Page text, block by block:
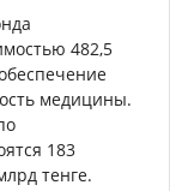
482,5
медицины.
183
тенге.